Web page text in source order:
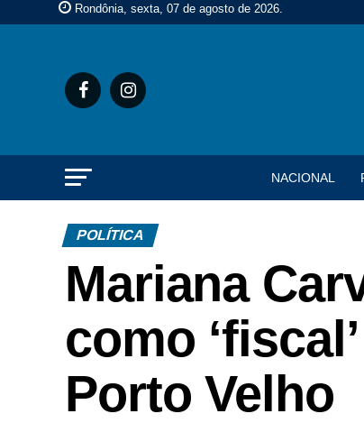
Rondônia, sexta, 07 de agosto de 2026.
NACIONAL
POLÍTICA
Mariana
como
Porto Velho